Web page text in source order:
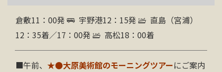
倉敷11：00発 宇野港12：15発
直島（宮浦）
12：35着／17：00発
高松18：00着
■午前、 ★●大原美術館のモーニングツアーにご案内